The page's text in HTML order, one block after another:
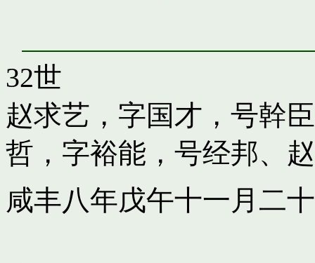
32世
赵求艺，字国才，号幹臣
哲，字裕能，号经邦、
咸丰八年戊午十一月二